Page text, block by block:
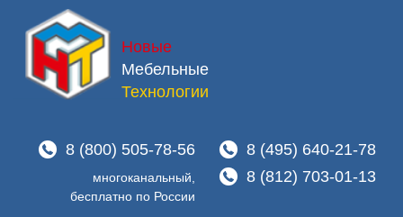
Новые
Мебельные
Технологии
8 (800) 505-78-56
многоканальный,
бесплатно по России
8 (495) 640-21-78
8 (812) 703-01-13